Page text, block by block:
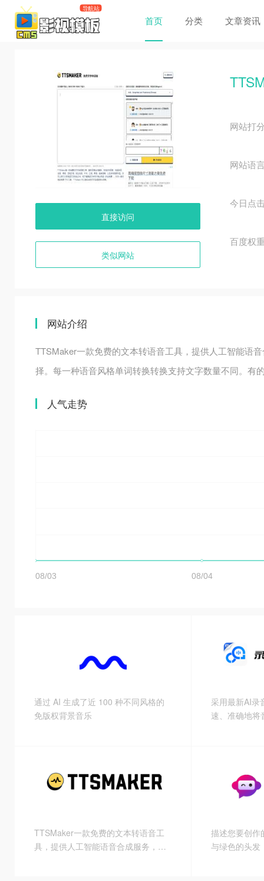
首页 分类 文章资讯
直接访问
类似网站
网站打
网站语
今日点
百度权
网站介绍
TTSMaker一款免费的文本转语音工具，提供人工智能语
择。每一种语音风格单词转换转换支持文字数量不同。有
人气走势
通过 AI 生成了近 100 种不同风格的
免版权背景音乐
采用最新AI录
速、准确地将
告配音）、
案字幕、专
足不同用户的
TTSMaker一款免费的文本转语音工
具，提供人工智能语音合成服务，支
描述您要创作
与绿色的头发